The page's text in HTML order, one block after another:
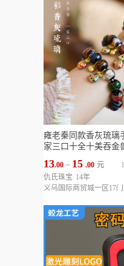
雍老秦同款香灰琉璃
家三口十全十美吞金
13.00 ~ 15 .00 元
仇氏珠宝 14年
义乌国际商贸城一区17